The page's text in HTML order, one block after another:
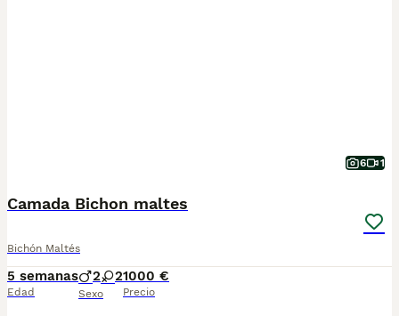
6 1
Camada Bichon maltes
Bichón Maltés
5 semanas
Edad
2 2
Sexo
1000 €
Precio